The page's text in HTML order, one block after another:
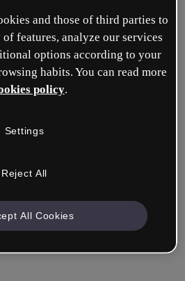
sesión
con Google
¿Has olvidado tu contraseña?
and those of third parties to
features, analyze our services
options according to your
habits. You can read more
policy.
Settings
Reject All
All Cookies